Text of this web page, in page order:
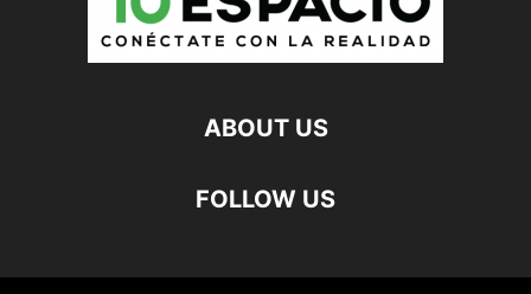
ABOUT US
FOLLOW US